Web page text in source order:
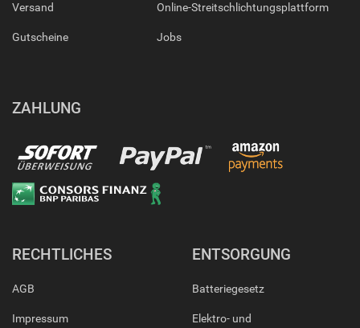
Versand
Gutscheine
Online-Streitschlichtungsplattform
Jobs
ZAHLUNG
RECHTLICHES
AGB
Impressum
ENTSORGUNG
Batteriegesetz
Elektro- und